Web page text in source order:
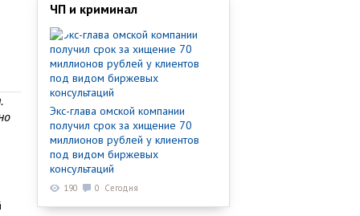
ЧП и криминал
Экс-глава омской компании
получил срок за хищение 70
миллионов рублей у клиентов
под видом биржевых
консультаций
190 0 Сегодня